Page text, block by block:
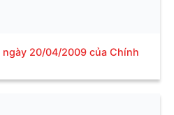
20/04/2009 của Chính